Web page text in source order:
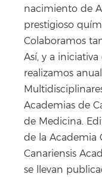
nacimiento de
prestigioso
Colaboramos
Así, y a
realizamos
Academias de
de Medicina.
de la Academia
Canariensis
se llevan